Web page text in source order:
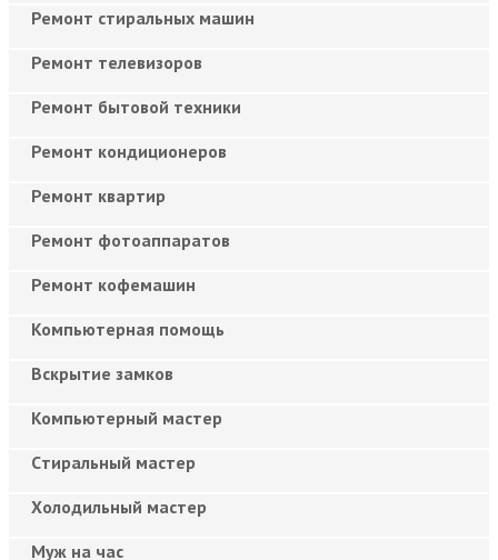
Ремонт стиральных машин
Ремонт телевизоров
Ремонт бытовой техники
Ремонт кондиционеров
Ремонт квартир
Ремонт фотоаппаратов
Ремонт кофемашин
Компьютерная помощь
Вскрытие замков
Компьютерный мастер
Cтиральный мастер
Холодильный мастер
Муж на час